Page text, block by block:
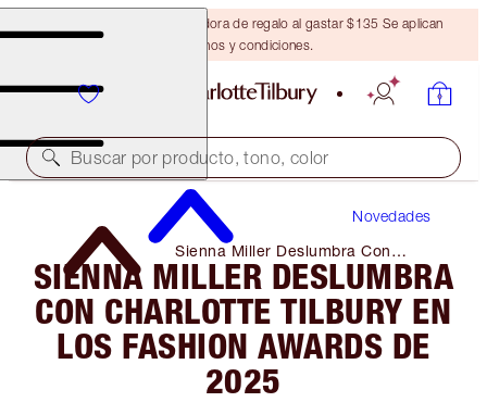
Obtén una brocha bronceadora de regalo al gastar $135 Se aplican
términos y condiciones.
Buscar por producto, tono, color
Novedades
Sienna Miller Deslumbra Con
Charlotte Tilbury En Los Fashion
Awards De 2025
SIENNA MILLER DESLUMBRA
CON CHARLOTTE TILBURY EN
LOS FASHION AWARDS DE
2025